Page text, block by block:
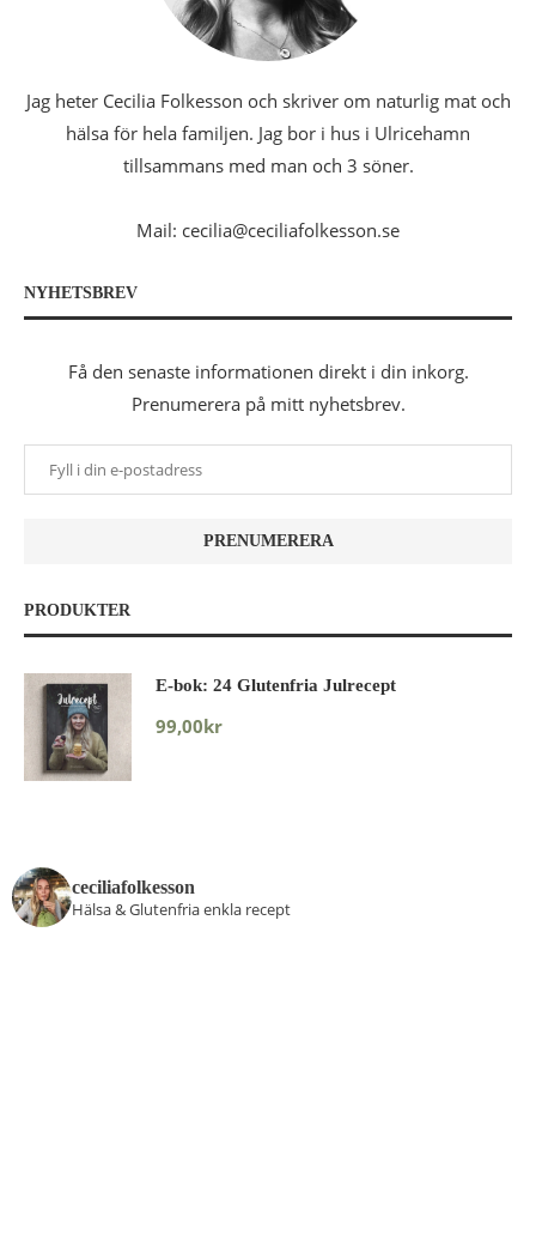
Jag heter Cecilia Folkesson och skriver om naturlig mat och
hälsa för hela familjen. Jag bor i hus i Ulricehamn
tillsammans med man och 3 söner.
Mail: cecilia@ceciliafolkesson.se
NYHETSBREV
Få den senaste informationen direkt i din inkorg.
Prenumerera på mitt nyhetsbrev.
PRODUKTER
E-bok: 24 Glutenfria Julrecept
99,00kr
ceciliafolkesson
Hälsa & Glutenfria enkla recept